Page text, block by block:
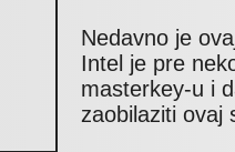
Nedavno je
Intel je pre
masterkey-u i
zaobilaziti ovaj